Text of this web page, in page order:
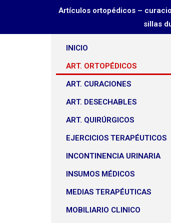
Artículos ortopédicos –
sillas
INICIO
ART. ORTOPÉDICOS
ART. CURACIONES
ART. DESECHABLES
ART. QUIRÚRGICOS
EJERCICIOS TERAPÉUTICOS
INCONTINENCIA URINARIA
INSUMOS MÉDICOS
MEDIAS TERAPÉUTICAS
MOBILIARIO CLINICO